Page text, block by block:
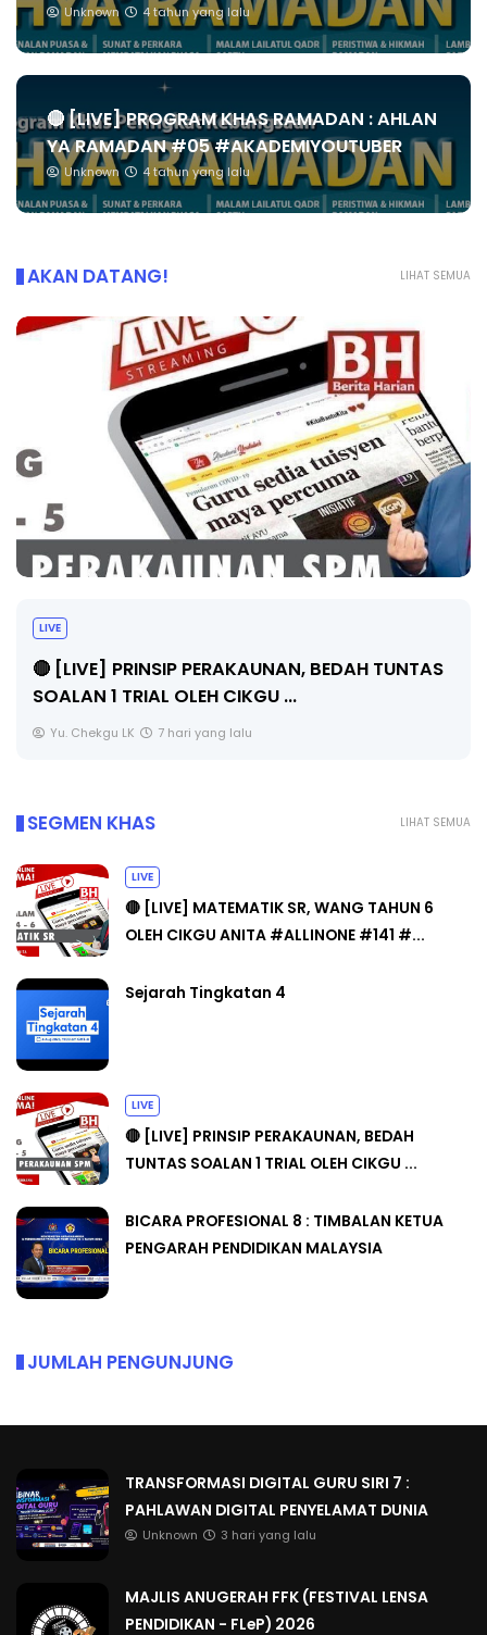
Unknown 4 tahun yang lalu
🔴 [LIVE] PROGRAM KHAS RAMADAN : AHLAN
YA RAMADAN #05 #AKADEMIYOUTUBER
Unknown 4 tahun yang lalu
LIHAT SEMUA
AKAN DATANG!
LIVE
🔴 [LIVE] PRINSIP PERAKAUNAN, BEDAH TUNTAS
SOALAN 1 TRIAL OLEH CIKGU ...
Yu. Chekgu LK 7 hari yang lalu
LIHAT SEMUA
SEGMEN KHAS
LIVE
🔴 [LIVE] MATEMATIK SR, WANG TAHUN 6
OLEH CIKGU ANITA #ALLINONE #141 #...
Sejarah Tingkatan 4
LIVE
🔴 [LIVE] PRINSIP PERAKAUNAN, BEDAH
TUNTAS SOALAN 1 TRIAL OLEH CIKGU ...
BICARA PROFESIONAL 8 : TIMBALAN KETUA
PENGARAH PENDIDIKAN MALAYSIA
JUMLAH PENGUNJUNG
TRANSFORMASI DIGITAL GURU SIRI 7 :
PAHLAWAN DIGITAL PENYELAMAT DUNIA
Unknown 3 hari yang lalu
MAJLIS ANUGERAH FFK (FESTIVAL LENSA
PENDIDIKAN - FLeP) 2026